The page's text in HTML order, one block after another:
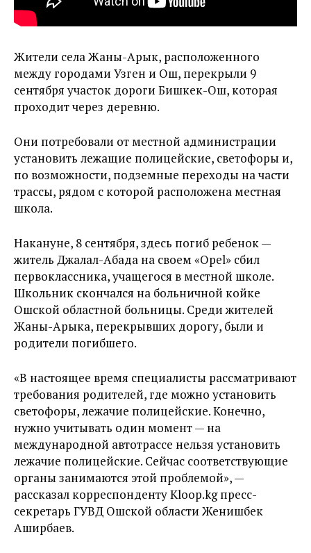
Жители села Жаны-Арык, расположенного
между городами Узген и Ош, перекрыли 9
сентября участок дороги Бишкек-Ош, которая
проходит через деревню.
Они потребовали от местной администрации
установить лежащие полицейские, светофоры и,
по возможности, подземные переходы на части
трассы, рядом с которой расположена местная
школа.
Накануне, 8 сентября, здесь погиб ребенок —
житель Джалал-Абада на своем «Opel» сбил
первоклассника, учащегося в местной школе.
Школьник скончался на больничной койке
Ошской областной больницы. Среди жителей
Жаны-Арыка, перекрывших дорогу, были и
родители погибшего.
«В настоящее время специалисты рассматривают
требования родителей, где можно установить
светофоры, лежачие полицейские. Конечно,
нужно учитывать один момент — на
международной автотрассе нельзя установить
лежачие полицейские. Сейчас соответствующие
органы занимаются этой проблемой», —
рассказал корреспонденту Kloop.kg пресс-
секретарь ГУВД Ошской области Женишбек
Аширбаев.